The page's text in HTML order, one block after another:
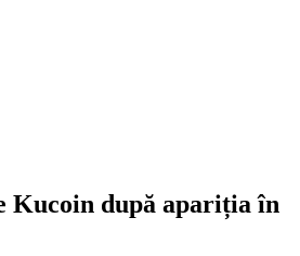
Kucoin după apariția în